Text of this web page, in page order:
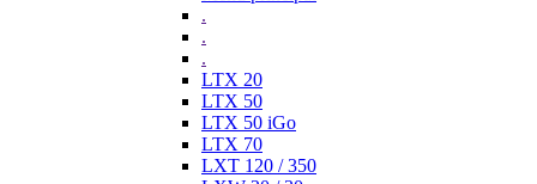
.
.
.
LTX 20
LTX 50
LTX 50 iGo
LTX 70
LXT 120 / 350